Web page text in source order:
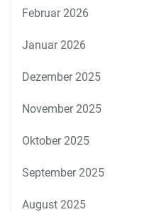
Februar 2026
Januar 2026
Dezember 2025
November 2025
Oktober 2025
September 2025
August 2025